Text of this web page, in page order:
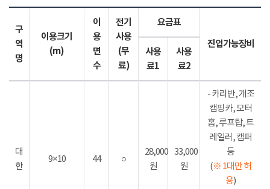
구
역
명
이용크기
(m)
이
용
면
수
전기
사용
(무
료)
요금표
진입가능장비
사용
료1
사용
료2
대
한
9×10 44 ○
28,000
원
33,000
원
- 카라반, 개조
캠핑카, 모터
홈, 루프탑, 트
레일러, 캠퍼
등
(※ 1대만 허
용)